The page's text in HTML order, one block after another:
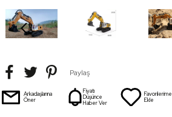
Paylaş
Arkadaşlarına
Öner
Fiyatı
Düşünce
Haber Ver
Favorilerime
Ekle